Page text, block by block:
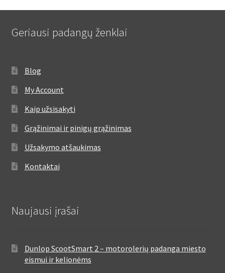
Geriausi padangų ženklai
Blog
My Account
Kaip užsisakyti
Grąžinimai ir pinigų grąžinimas
Užsakymo atšaukimas
Kontaktai
Naujausi įrašai
Dunlop ScootSmart 2 – motorolerių padanga miesto
eismui ir kelionėms